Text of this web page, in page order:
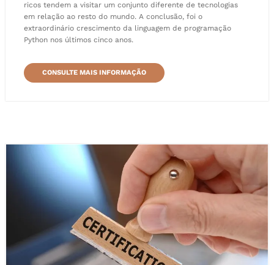
ricos tendem a visitar um conjunto diferente de tecnologias
em relação ao resto do mundo. A conclusão, foi o
extraordinário crescimento da linguagem de programação
Python nos últimos cinco anos.
CONSULTE MAIS INFORMAÇÃO